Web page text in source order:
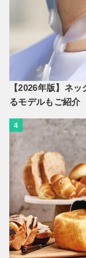
【2026年版】ネ
るモデルもご紹介
4